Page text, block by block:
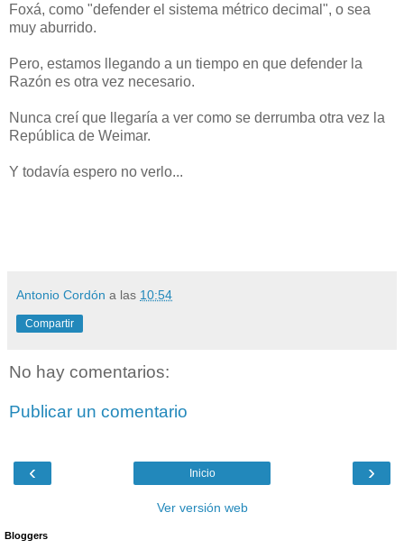
Foxá, como "defender el sistema métrico decimal", o sea
muy aburrido.
Pero, estamos llegando a un tiempo en que defender la
Razón es otra vez necesario.
Nunca creí que llegaría a ver como se derrumba otra vez la
República de Weimar.
Y todavía espero no verlo...
Antonio Cordón a las 10:54
Compartir
No hay comentarios:
Publicar un comentario
‹ ›
Inicio
Ver versión web
Bloggers